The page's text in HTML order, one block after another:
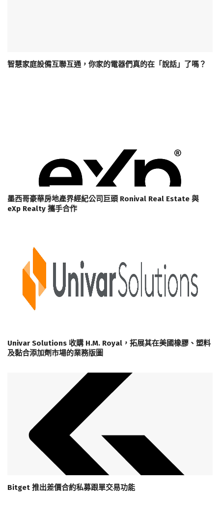
智慧家庭設備互聯互通，你家的電器們真的在「說話」了嗎？
墨西哥豪華房地產界經紀公司巨頭 Ronival Real Estate 與
eXp Realty 攜手合作
Univar Solutions 收購 H.M. Royal，拓展其在美國橡膠、塑料
及黏合添加劑市場的業務版圖
Bitget 推出差價合約私募跟單交易功能